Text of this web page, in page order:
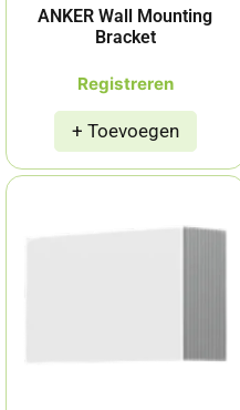
ANKER Wall Mounting
Bracket
Registreren